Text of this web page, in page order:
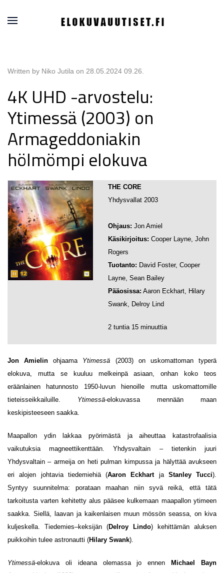
Written by Niko Jutila on 28.05.2024 09.26
4K UHD -arvostelu:
Ytimessä (2003) on
Armageddoniakin
hölmömpi elokuva
THE CORE
Yhdysvallat 2003
Ohjaus: Jon Amiel
Käsikirjoitus: Cooper Layne, John
Rogers
Tuotanto: David Foster, Cooper
Layne, Sean Bailey
Pääosissa: Aaron Eckhart, Hilary
Swank, Delroy Lind
2 tuntia 15 minuuttia
Jon Amielin ohjaama Ytimessä (2003) on uskomattoman typerä
elokuva, mutta se kuuluu melkeinpä asiaan, onhan koko teos
eräänlainen hatunnosto 1950-luvun hienoille mutta uskomattomille
tieteisseikkailuille. Ytimessä-elokuvassa mennään maan
keskipisteeseen saakka.
Maapallon ydin lakkaa pyörimästä ja aiheuttaa katastrofaalisia
vaikutuksia magneettikenttään. Yhdysvaltain – tietenkin juuri
Yhdysvaltain – armeija on heti pulman kimpussa ja hälyttää avukseen
eri alojen johtavia tiedemiehiä (Aaron Eckhartja Stanley Tucci).
Syntyy suunnitelma: porataan maahan niin syvä reikä, että tätä
tarkoitusta varten kehitetty alus pääsee kulkemaan maapallon ytimeen
saakka. Siellä, laavan ja kaikenlaisen muun mössön seassa, on kiva
kuljeskella. Tiedemies–keksijän (Delroy Lindo) kehittämän aluksen
puikkoihin tulee astronautti (Hilary Swank).
Ytimessä-elokuva oli ideana olemassa jo ennen
Michael Bayn